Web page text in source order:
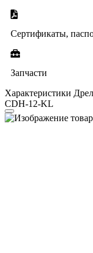
Сертификаты,
Запчасти
Характеристики
CDH-12-KL